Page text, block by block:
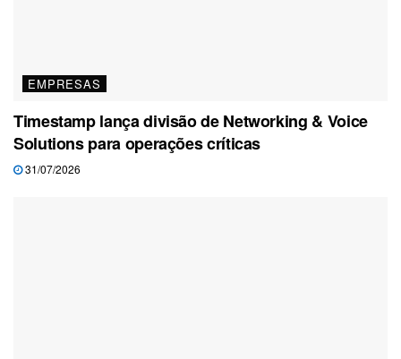
EMPRESAS
Timestamp lança divisão de Networking & Voice
Solutions para operações críticas
31/07/2026